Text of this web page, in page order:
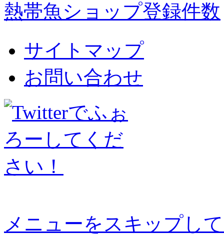
熱帯魚ショップ登録件数
サイトマップ
お問い合わせ
メニューをスキップし